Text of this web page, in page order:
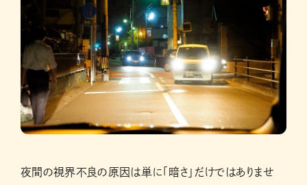
夜間の視界不良の原因は単に「暗さ」だけではありませ